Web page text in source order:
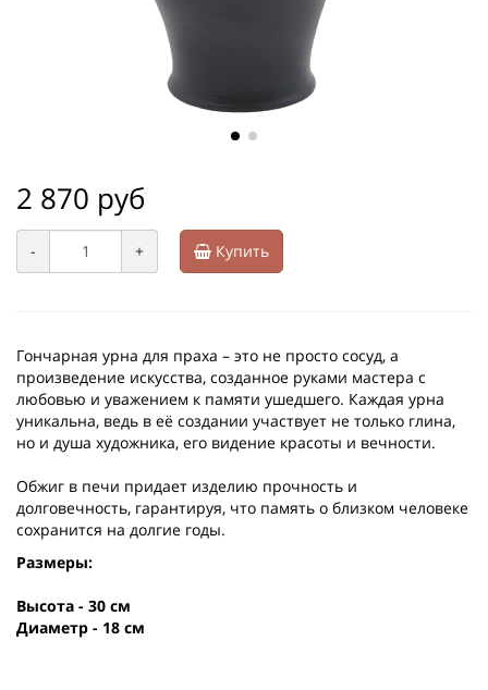
2 870 руб
- + Купить
Гончарная урна для праха – это не просто сосуд, а
произведение искусства, созданное руками мастера с
любовью и уважением к памяти ушедшего. Каждая урна
уникальна, ведь в её создании участвует не только глина,
но и душа художника, его видение красоты и вечности.
Обжиг в печи придает изделию прочность и
долговечность, гарантируя, что память о близком человеке
сохранится на долгие годы.
Размеры:
Высота - 30 см
Диаметр - 18 см